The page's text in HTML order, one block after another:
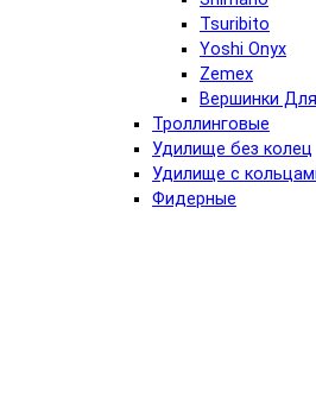
Tsuribito
Yoshi Onyx
Zemex
Вершинки
Троллинговые
Удилище без колец
Удилище с
Фидерные